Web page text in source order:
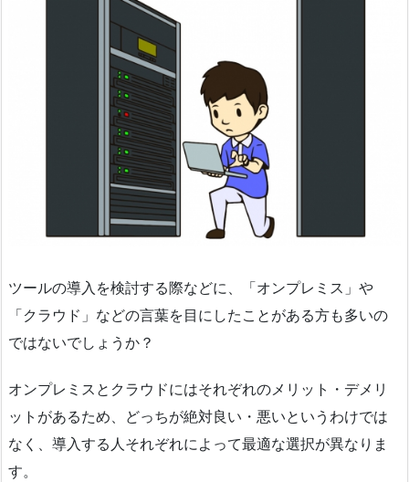
ツールの導入を検討する際などに、「オンプレミス」や
「クラウド」などの言葉を目にしたことがある方も多いの
ではないでしょうか？
オンプレミスとクラウドにはそれぞれのメリット・デメリ
ットがあるため、どっちが絶対良い・悪いというわけでは
なく、導入する人それぞれによって最適な選択が異なりま
す。